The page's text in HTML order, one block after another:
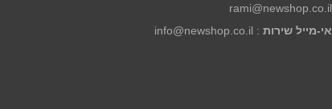
rami@newshop.co.il
אי-מייל שירות : info@newshop.co.il